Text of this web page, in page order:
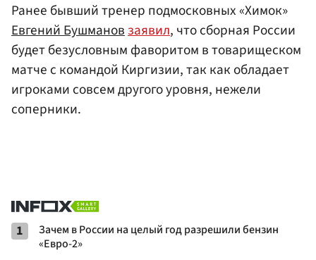
Ранее бывший тренер подмосковных «Химок»
Евгений Бушмановзаявил, что сборная России
будет безусловным фаворитом в товарищеском
матче с командой Киргизии, так как обладает
игроками совсем другого уровня, нежели
соперники.
1
Зачем в России на целый год разрешили бензин
«Евро-2»